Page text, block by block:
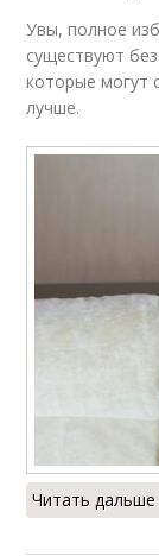
Увы, полное
существуют
которые могут
лучше.
Читать